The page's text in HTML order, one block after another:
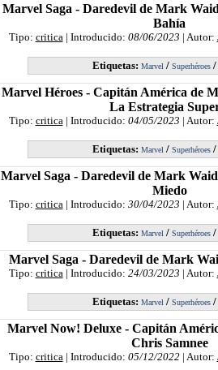
Marvel Saga - Daredevil de Mark
Bahía
Tipo: critica| Introducido: 08/06/2023 | Autor:
Etiquetas: Marvel/ Superhéroes/
Marvel Héroes - Capitán América de
La Estrategia
Tipo: critica| Introducido: 04/05/2023 | Autor:
Etiquetas: Marvel/ Superhéroes/
Marvel Saga - Daredevil de Mark
Miedo
Tipo: critica| Introducido: 30/04/2023 | Autor:
Etiquetas: Marvel/ Superhéroes/
Marvel Saga - Daredevil de Mark
Tipo: critica| Introducido: 24/03/2023 | Autor:
Etiquetas: Marvel/ Superhéroes/
Marvel Now! Deluxe - Capitán
Chris Samnee
Tipo: critica| Introducido: 05/12/2022| Autor: